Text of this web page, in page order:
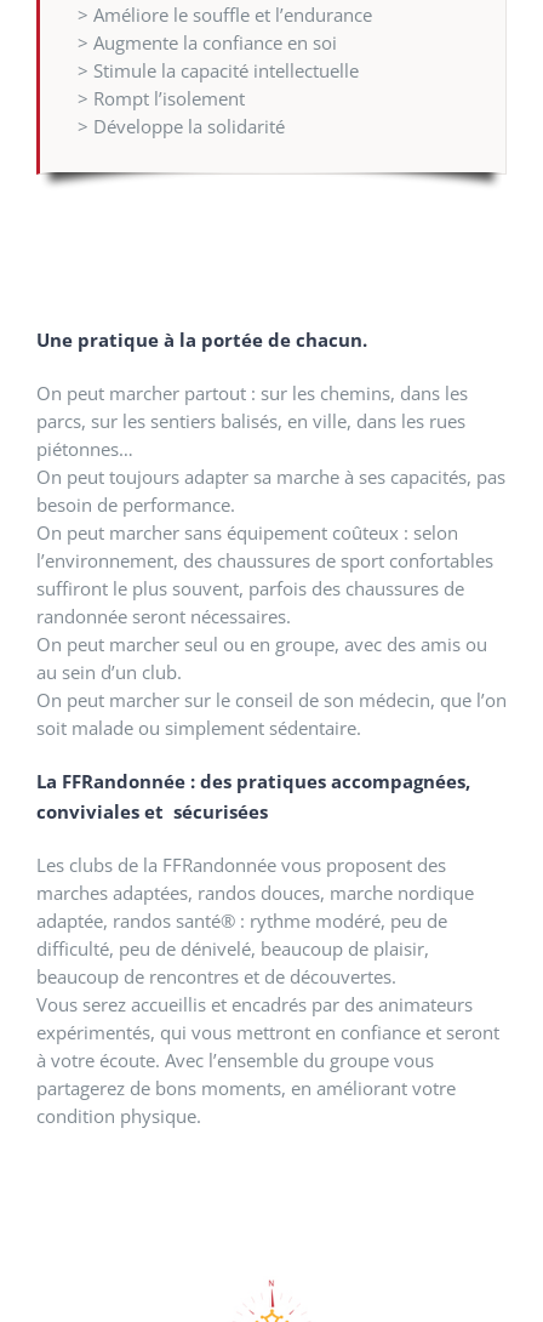
> Améliore le souffle et l’endurance
> Augmente la confiance en soi
> Stimule la capacité intellectuelle
> Rompt l’isolement
> Développe la solidarité
Une pratique à la portée de chacun.
On peut marcher partout : sur les chemins, dans les
parcs, sur les sentiers balisés, en ville, dans les rues
piétonnes…
On peut toujours adapter sa marche à ses capacités, pas
besoin de performance.
On peut marcher sans équipement coûteux : selon
l’environnement, des chaussures de sport confortables
suffiront le plus souvent, parfois des chaussures de
randonnée seront nécessaires.
On peut marcher seul ou en groupe, avec des amis ou
au sein d’un club.
On peut marcher sur le conseil de son médecin, que l’on
soit malade ou simplement sédentaire.
La FFRandonnée : des pratiques accompagnées,
conviviales et sécurisées
Les clubs de la FFRandonnée vous proposent des
marches adaptées, randos douces, marche nordique
adaptée, randos santé® : rythme modéré, peu de
difficulté, peu de dénivelé, beaucoup de plaisir,
beaucoup de rencontres et de découvertes.
Vous serez accueillis et encadrés par des animateurs
expérimentés, qui vous mettront en confiance et seront
à votre écoute. Avec l’ensemble du groupe vous
partagerez de bons moments, en améliorant votre
condition physique.